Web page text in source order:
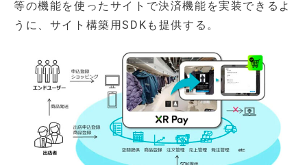
等の機能を使ったサイトで決済機能を実装できるよ
うに、サイト構築用SDKも提供する。